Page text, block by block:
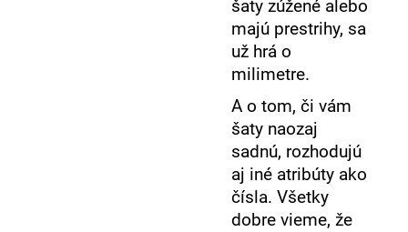
šaty zúžené alebo
majú prestrihy, sa
už hrá o
milimetre.
A o tom, či vám
šaty naozaj
sadnú, rozhodujú
aj iné atribúty ako
čísla. Všetky
dobre vieme, že